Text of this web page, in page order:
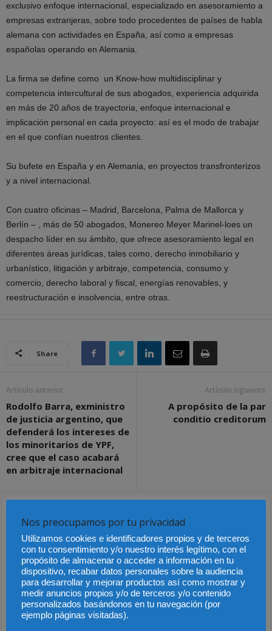
exclusivo enfoque internacional, especializado en asesoramiento a
empresas extranjeras, sobre todo procedentes de países de habla
alemana con actividades en España, así como a empresas
españolas operando en Alemania.
La firma se define como un Know-how multidisciplinar y
competencia intercultural de sus abogados, experiencia adquirida
en más de 20 años de trayectoria, enfoque internacional e
implicación personal en cada proyecto: así es el modo de trabajar
en el que confían nuestros clientes.
Su bufete en España y en Alemania, en proyectos transfronterizos
y a nivel internacional.
Con cuatro oficinas – Madrid, Barcelona, Palma de Mallorca y
Berlín – , más de 50 abogados, Monereo Meyer Marinel-loes un
despacho líder en su ámbito, que ofrece asesoramiento legal en
diferentes áreas jurídicas, tales como, derecho inmobiliario y
urbanístico, litigación y arbitraje, competencia, consumo y
comercio, derecho laboral y fiscal, energías renovables, y
reestructuración e insolvencia, entre otras.
Share
Artículo anterior
Rodolfo Barra, exministro
de justicia argentino, que
defenderá los intereses de
los minoritarios de YPF,
cree que el caso acabará
en arbitraje internacional
Artículo siguiente
A propósito de la par
conditio creditorum
Cómo proteger tu
propiedad intelectual en
el extranjero: claves
lingüísticas y jurídicas
El Pleno del CGPJ
aprueba el informe al
anteproyecto de Ley de
Familias por
Últimas modificaciones
en la Ley de Sociedades
de Capital
Nos preocupamos por tu privacidad
Utilizamos cookies e identificadores propios y de terceros
con tu consentimiento y/o nuestro interés legítimo, con el
propósito de almacenar o acceder a información en tu
dispositivo, recabar datos personales sobre la audiencia
para desarrollar y mejorar productos así como mostrar y
medir anuncios propios y/o de terceros y/o contenido
personalizados basándonos en tu navegación (por
ejemplo páginas visitadas).